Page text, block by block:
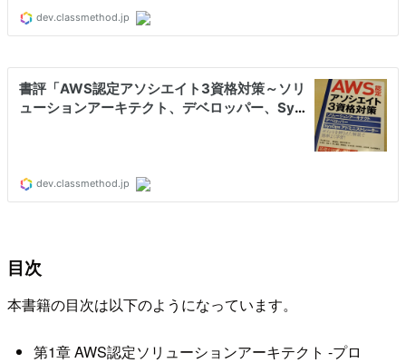
目次
本書籍の目次は以下のようになっています。
第1章 AWS認定ソリューションアーキテクト -プロ